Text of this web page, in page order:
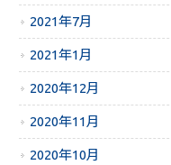
2021年7月
2021年1月
2020年12月
2020年11月
2020年10月